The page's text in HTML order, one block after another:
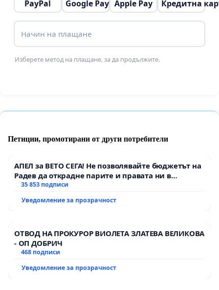
искали настоятелно да препоръчаме нейното
повторно назначаване при първа възможност.
PayPal Google Pay Apple Pay Кредитна
Начин на плащане
Изберете метод на плащане, за да продължите.
Петиции, промотирани от други потребители
АПЕЛ за ВЕТО СЕГА! Не позволявайте бюджетът на
Радев да открадне парите и правата ни в
тъмното
35 853 подписи
Уведомление за прозрачност
ОТВОД НА ПРОКУРОР ВИОЛЕТА ЗЛАТЕВА ВЕЛИКОВА
- ОП ДОБРИЧ
468 подписи
Уведомление за прозрачност